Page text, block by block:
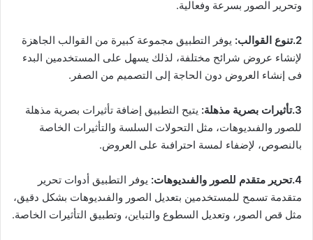
وتحرير الصور بسرعة وفعالية.
2.تنوع القوالب:
يوفر التطبيق مجموعة كبيرة من القوالب الجاهزة
لإنشاء عروض شرائح مختلفة، لذلك يسهل على المستخدمين البدء
فى إنشاء العروض دون الحاجة إلى التصميم من الصفر.
3.تأثيرات بصرية مذهلة:
يتيح التطبيق إضافة تأثيرات بصرية مذهلة
للصور والفىديوهات، مثل التحولات السلسة والتأثيرات الخاصة
بالنصوص، لإضفاء لمسة احترافىة على العروض.
4.تحرير متقدم للصور والفىديوهات:
يوفر التطبيق أدوات تحرير
متقدمة تسمح للمستخدمين بتعديل الصور والفىديوهات بشكل دقيق،
مثل قص الصور، وتعديل السطوع والتباين، وتطبيق التأثيرات الخاصة.